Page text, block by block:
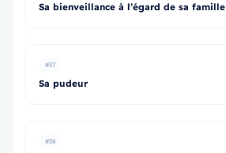
Sa bienveillance à l’égard de sa famille
#37
Sa pudeur
#38